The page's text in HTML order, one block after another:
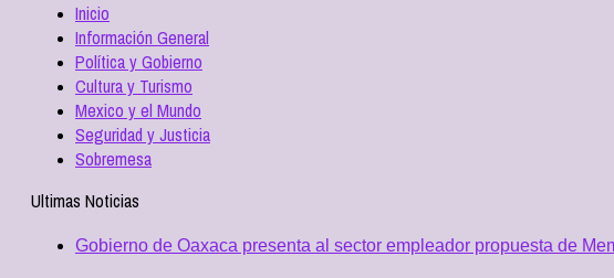
Inicio
Información General
Política y Gobierno
Cultura y Turismo
Mexico y el Mundo
Seguridad y Justicia
Sobremesa
Ultimas Noticias
Gobierno de Oaxaca presenta al sector empleador propuesta de